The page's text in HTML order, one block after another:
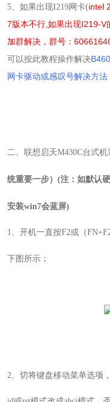
5 、如果出现I219网卡(intel
7版本不行,如果出现I219-V
加群解决，群号：
可以按此教程操作解决
网卡驱动或感叹号解决方法
二、联想启天M430C台式机
统重要一步）(注：如默认
安装win7会蓝屏)
1 、开机一直按F2或（
下图所示；
2 、切将键盘移动菜单选项